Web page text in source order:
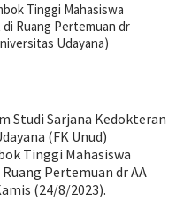
Tinggi Mahasiswa
Ruang Pertemuan dr
Udayana)
Studi Sarjana Kedokteran
(FK Unud)
Tinggi Mahasiswa
Pertemuan dr AA
(24/8/2023).